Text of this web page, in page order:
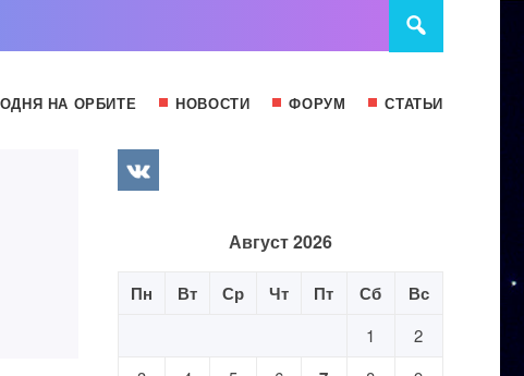
НА ОРБИТЕ НОВОСТИ ФОРУМ СТАТЬИ
Август 2026
Пн Вт Ср Чт Пт Сб Вс
1
2